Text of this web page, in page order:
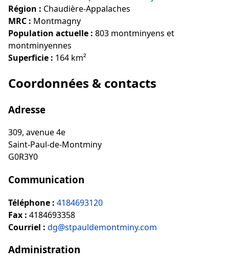
Région : Chaudière-Appalaches
MRC : Montmagny
Population actuelle : 803 montminyens et
montminyennes
Superficie : 164 km²
Coordonnées & contacts
Adresse
309, avenue 4e
Saint-Paul-de-Montminy
G0R3Y0
Communication
Téléphone : 4184693120
Fax : 4184693358
Courriel : dg@stpauldemontminy.com
Administration